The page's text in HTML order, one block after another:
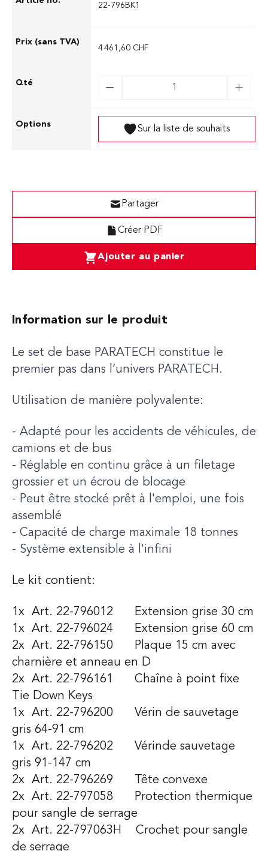
22-796BK1
4 461,60 CHF
Sur la liste de souhaits
Ajouter au panier
Créer PDF
Partager
Information sur le produit
Le set de base PARATECH constitue le
premier pas dans l’univers PARATECH.
Utilisation de manière polyvalente:
- Adapté pour les accidents de véhicules, de
camions et de bus
- Réglable en continu grâce à un filetage
grossier et un écrou de blocage
- Peut être stocké prêt à l'emploi, une fois
assemblé
- Capacité de charge maximale 18 tonnes
- Système extensible à l'infini
Le kit contient:
1x Art. 22-796012 Extension grise 30 cm
1x Art. 22-796024 Extension grise 60 cm
2x Art. 22-796150 Plaque 15 cm avec
charnière et anneau en D
2x Art. 22-796161 Chaîne à point fixe
Tie Down Keys
1x Art. 22-796200 Vérin de sauvetage
gris 64-91 cm
1x Art. 22-796202 Vérinde sauvetage
gris 91-147 cm
2x Art. 22-796269 Tête convexe
2x Art. 22-797058 Protection thermique
pour sangle de serrage
2x Art. 22-797063H Crochet pour sangle
de serrage